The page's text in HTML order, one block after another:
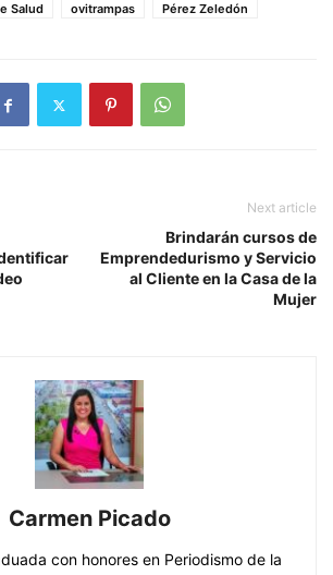
Salud ovitrampas Pérez Zeledón
Next article
Brindarán cursos de
Emprendedurismo y Servicio
al Cliente en la Casa de la
Mujer
Carmen Picado
con honores en Periodismo de la